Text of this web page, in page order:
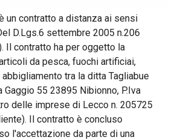
un contratto a distanza ai sensi
D.Lgs.6 settembre 2005 n.206
Il contratto ha per oggetto la
da pesca, fuochi artificiai,
tra la ditta Tagliabue
Gaggio 55 23895 Nibionno, P.Iva
delle imprese di Lecco n. 205725
Il contratto è concluso
l'accettazione da parte di una